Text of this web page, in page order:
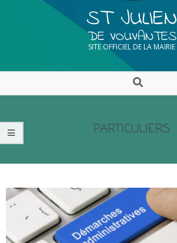
ST JULIEN
DE VOUVANTES
SITE OFFICIEL DE LA MAIRIE
PARTICULIERS